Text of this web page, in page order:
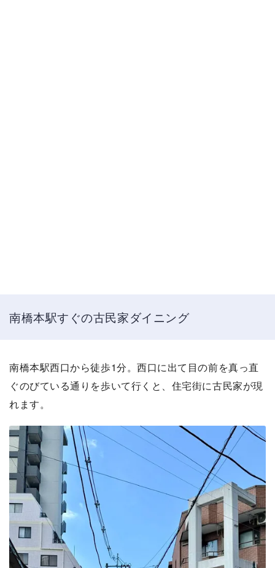
南橋本駅すぐの古民家ダイニング
南橋本駅西口から徒歩1分。西口に出て目の前を真っ直
ぐのびている通りを歩いて行くと、住宅街に古民家が現
れます。